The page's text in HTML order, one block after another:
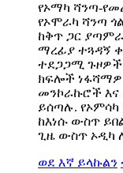
የኦማካ ሻንጣ-
የኦሞራካ ሻንጣ
ከቅጥ ጋር
ማረፊያ ተጓዳኝ
ተደጋጋሚ
ክፍሎች
መንኮራኩሮች እና
ይሰጣሉ.
ከእነሱ ውስጥ
ጊዜ ውስጥ ኦዲካ
ወደ እኛ ይላኩልን